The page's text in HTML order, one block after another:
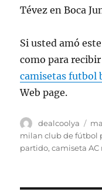
Tévez en Boca
Si usted amó
como para
camisetas futbol
Web page.
Autor
dealcoolya
el
milan club de fútbol
partido,camiseta